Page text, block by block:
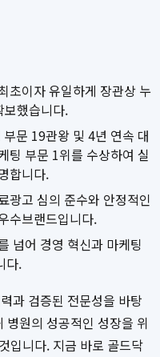
초이자 유일하게 장관상 누
보했습니다.
문 19관왕 및 4년 연속 대
팅 부문 1위를 수상하여 실
합니다.
광고 심의 준수와 안정적인
수브랜드입니다.
넘어 경영 혁신과 마케팅
다.
과 검증된 전문성을 바탕
원의 성공적인 성장을 위
입니다. 지금 바로 골드닥